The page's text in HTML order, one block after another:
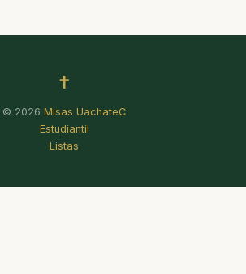
✝
© 2026 Misas UachateC
Estudiantil
Listas